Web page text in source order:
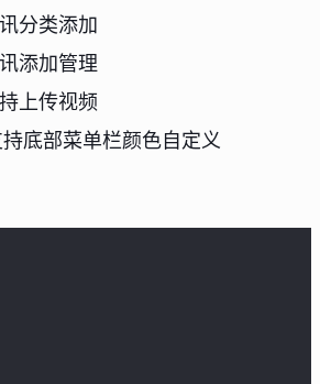
分类添加
添加管理
上传视频
底部菜单栏颜色自定义